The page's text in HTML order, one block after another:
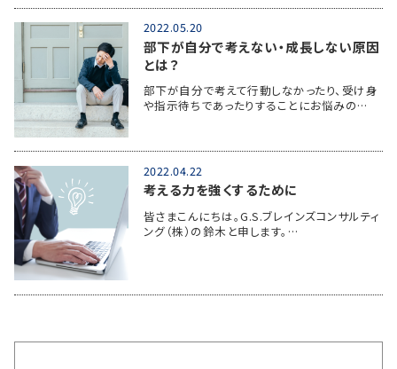
2022.05.20
部下が自分で考えない・成長しない原因
とは？
部下が自分で考えて行動しなかったり、受け身
や指示待ちであったりすることにお悩みの…
2022.04.22
考える力を強くするために
皆さまこんにちは。G.S.ブレインズコンサルティ
ング（株）の鈴木と申します。…